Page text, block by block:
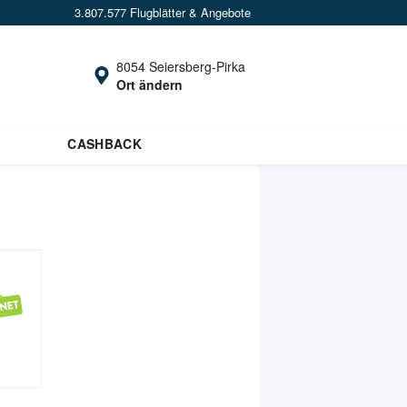
3.807.577 Flugblätter & Angebote
8054 Seiersberg-Pirka
Ort ändern
CASHBACK